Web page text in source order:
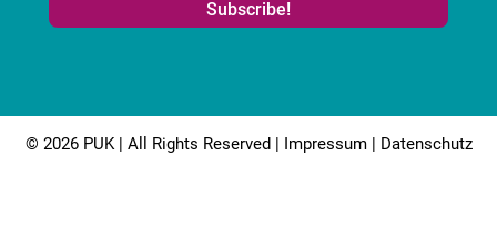
© 2026 PUK | All Rights Reserved | Impressum| Datenschutz